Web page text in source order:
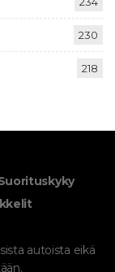
230
218
autoista eikä